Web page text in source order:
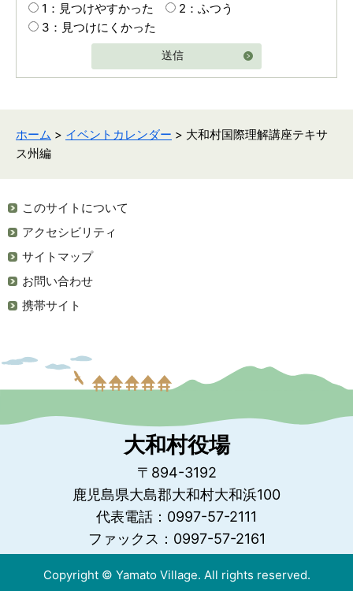
1：見つけやすかった
2：ふつう
3：見つけにくかった
送信
ホーム > イベントカレンダー > 大和村国際理解講座テキサ
ス州編
このサイトについて
アクセシビリティ
サイトマップ
お問い合わせ
携帯サイト
大和村役場
〒894-3192
鹿児島県大島郡大和村大和浜100
代表電話：0997-57-2111
ファックス：0997-57-2161
Copyright © Yamato Village. All rights reserved.